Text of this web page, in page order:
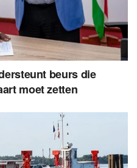
beurs die
moet zetten